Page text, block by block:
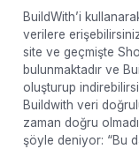
BuildWith’i
verilere
site ve geçmişte
bulunmaktadır ve
oluşturup
Buildwith veri
zaman doğru
şöyle deniyor: “Bu